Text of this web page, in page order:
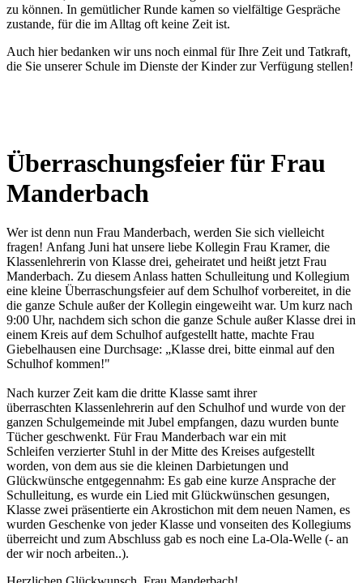
zu können. In gemütlicher Runde kamen so vielfältige Gespräche
zustande, für die im Alltag oft keine Zeit ist.
Auch hier bedanken wir uns noch einmal für Ihre Zeit und Tatkraft,
die Sie unserer Schule im Dienste der Kinder zur Verfügung stellen!
Überraschungsfeier für Frau
Manderbach
Wer ist denn nun Frau Manderbach, werden Sie sich vielleicht
fragen! Anfang Juni hat unsere liebe Kollegin Frau Kramer, die
Klassenlehrerin von Klasse drei, geheiratet und heißt jetzt Frau
Manderbach. Zu diesem Anlass hatten Schulleitung und Kollegium
eine kleine Überraschungsfeier auf dem Schulhof vorbereitet, in die
die ganze Schule außer der Kollegin eingeweiht war. Um kurz nach
9:00 Uhr, nachdem sich schon die ganze Schule außer Klasse drei in
einem Kreis auf dem Schulhof aufgestellt hatte, machte Frau
Giebelhausen eine Durchsage: „Klasse drei, bitte einmal auf den
Schulhof kommen!"
Nach kurzer Zeit kam die dritte Klasse samt ihrer
überraschten Klassenlehrerin auf den Schulhof und wurde von der
ganzen Schulgemeinde mit Jubel empfangen, dazu wurden bunte
Tücher geschwenkt. Für Frau Manderbach war ein mit
Schleifen verzierter Stuhl in der Mitte des Kreises aufgestellt
worden, von dem aus sie die kleinen Darbietungen und
Glückwünsche entgegennahm: Es gab eine kurze Ansprache der
Schulleitung, es wurde ein Lied mit Glückwünschen gesungen,
Klasse zwei präsentierte ein Akrostichon mit dem neuen Namen, es
wurden Geschenke von jeder Klasse und vonseiten des Kollegiums
überreicht und zum Abschluss gab es noch eine La-Ola-Welle (- an
der wir noch arbeiten..).